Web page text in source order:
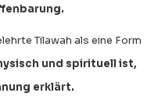
Tilawah als eine Form
und spirituell ist,
erklärt.